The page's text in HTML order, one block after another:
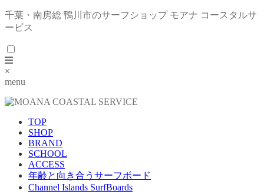
千葉・南房総 鴨川市のサーフショップ モアナ コースタルサ
ービス
×
menu
TOP
SHOP
BRAND
SCHOOL
ACCESS
年齢と向き合うサーフボード
Channel Islands SurfBoards